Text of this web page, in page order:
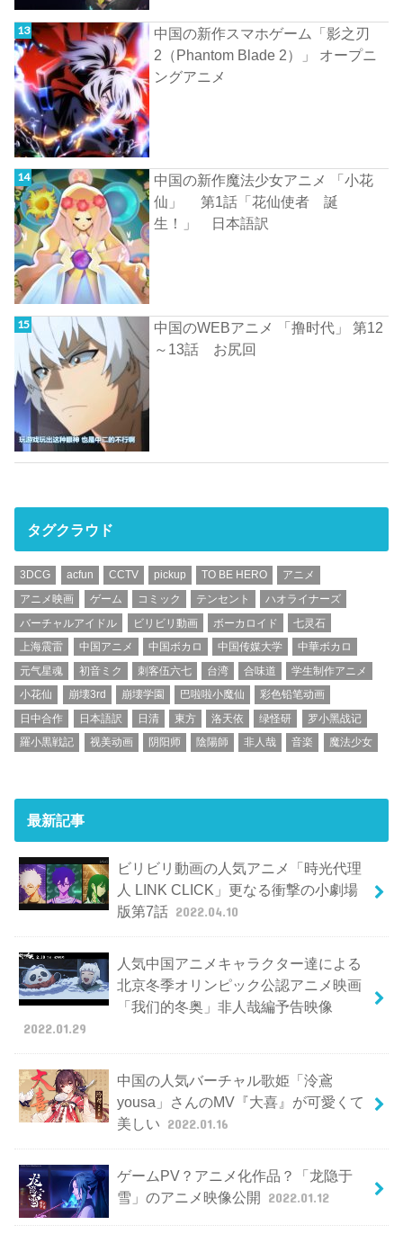
中国の新作スマホゲーム「影之刃
2（Phantom Blade 2）」 オープニ
ングアニメ
中国の新作魔法少女アニメ 「小花
仙」 第1話「花仙使者 誕
生！」 日本語訳
中国のWEBアニメ 「撸时代」 第12
～13話 お尻回
タグクラウド
3DCG acfun CCTV pickup TO BE HERO
アニメ
アニメ映画
ゲーム コミック テンセント
ハオライナーズ
バーチャルアイドル
ビリビリ動画 ボーカロイド
七灵石
上海震雷
中国アニメ 中国ボカロ 中国传媒大学
中華ボカロ
元气星魂
初音ミク 刺客伍六七 台湾 合味道
学生制作アニメ
小花仙
崩壊3rd 崩壊学園 巴啦啦小魔仙
彩色铅笔动画
日中合作
日本語訳 日清 東方 洛天依 绿怪研
罗小黑战记
羅小黒戦記
视美动画 阴阳师 陰陽師 非人哉 音楽 魔法少女
最新記事
ビリビリ動画の人気アニメ「時光代理
人 LINK CLICK」更なる衝撃の小劇場
版第7話 2022.04.10
人気中国アニメキャラクター達による
北京冬季オリンピック公認アニメ映画
「我们的冬奥」非人哉編予告映像
2022.01.29
中国の人気バーチャル歌姫「泠鳶
yousa」さんのMV『大喜』が可愛くて
美しい 2022.01.16
ゲームPV？アニメ化作品？「龙隐于
雪」のアニメ映像公開 2022.01.12